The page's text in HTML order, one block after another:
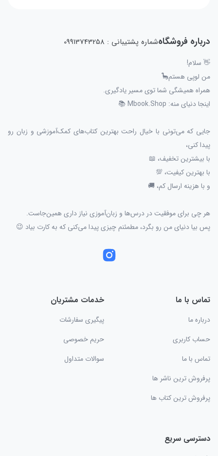
درباره فروشگاهشماره پشتیبانی : 09913743258
👋 سلام!
من لوپی هستم🦕
همراه همیشگی شما توی مسیر یادگیری.
اینجا دنیای منه: Mbook.Shop 📚
جایی که می‌تونی با خیال راحت بهترین کتاب‌های کمک‌آموزشی و زبان رو
پیدا کنی،
با بیشترین تخفیف، 📖
با بهترین کیفیت، 💯
و با هزینه ارسال کم، 🚚
هر چی برای موفقیت در درس‌ها و زبان‌آموزی نیاز داری همین‌جاست.
پس بیا دنیای من رو بگرد، مطمئنم چیزی پیدا می‌کنی که به کارت بیاد 😉
تماس با ما
درباره ما
حساب کاربری
تماس با ما
پرفروش ترین ناشر ها
پرفروش ترین کتاب ها
خدمات مشتریان
پیگیری سفارشات
حریم خصوصی
سوالات متداول
دسترسی سریع